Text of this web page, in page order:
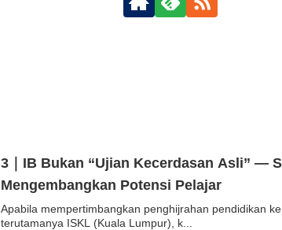
3｜IB Bukan “Ujian Kecerdasan Asli” —
Mengembangkan Potensi Pelajar
Apabila mempertimbangkan penghijrahan pendidikan
terutamanya ISKL (Kuala Lumpur), k...